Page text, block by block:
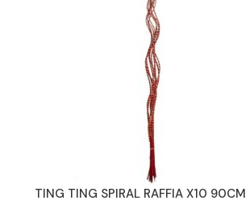
TING TING SPIRAL RAFFIA X10 90CM